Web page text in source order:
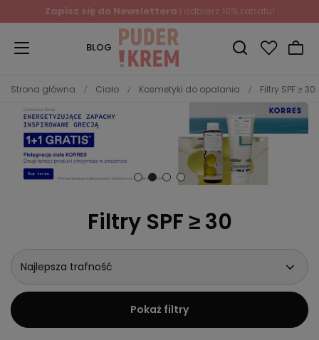
Zapisz się do Newslettera i odbierz 10% rabatu!
BLOG
Strona główna Ciało Kosmetyki do opalania Filtry SPF ≥ 30
Filtry SPF ≥ 30
Najlepsza trafność
Pokaż filtry